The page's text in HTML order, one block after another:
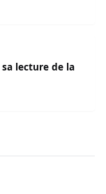
lecture de la